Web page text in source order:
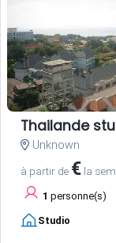
Thailande
Unknown
à partir de € la
1 personne(s)
Studio